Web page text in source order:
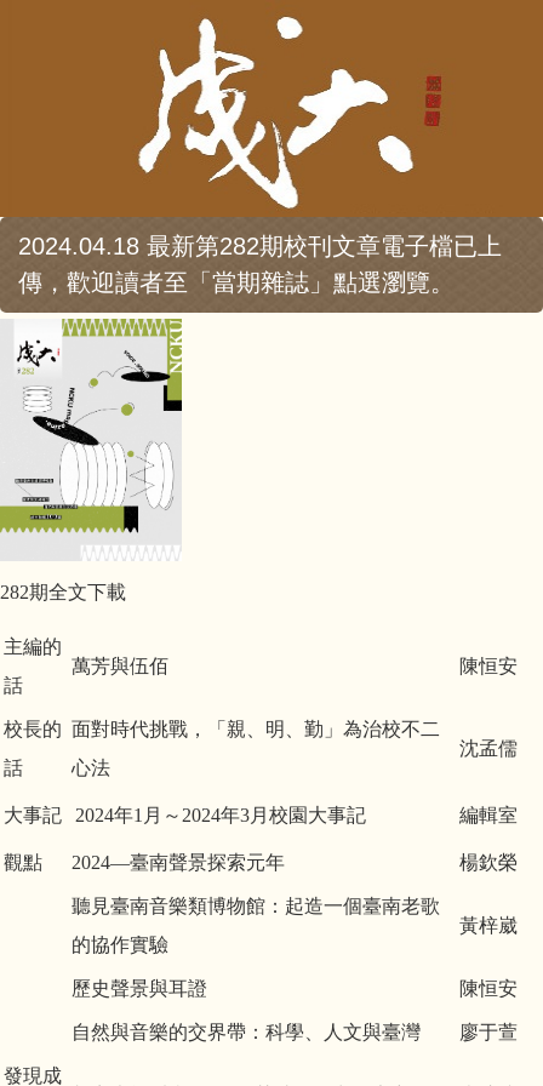
2024.04.18 最新第282期校刊文章電子檔已上
傳，歡迎讀者至「當期雜誌」點選瀏覽。
282期全文下載
主編的
話
萬芳與伍佰 陳恒安
校長的
話
面對時代挑戰，「親、明、勤」為治校不二
心法
沈孟儒
大事記 2024年1月～2024年3月校園大事記 編輯室
觀點 2024—臺南聲景探索元年 楊欽榮
聽見臺南音樂類博物館：起造一個臺南老歌
的協作實驗
黃梓崴
歷史聲景與耳證 陳恒安
自然與音樂的交界帶：科學、人文與臺灣 廖于萱
發現成